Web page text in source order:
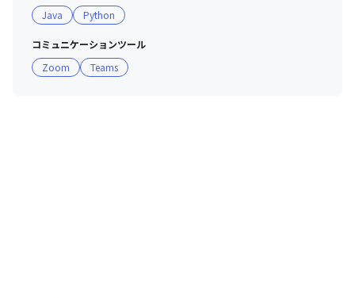
Java Python
コミュニケーションツール
Zoom
Teams